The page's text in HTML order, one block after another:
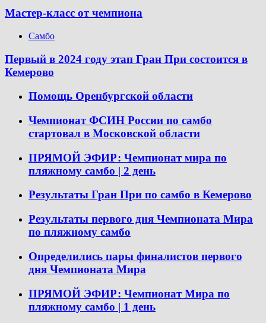
Мастер-класс от чемпиона
Самбо
Первый в 2024 году этап Гран При состоится в
Кемерово
Помощь Оренбургской области
Чемпионат ФСИН России по самбо
стартовал в Московской области
ПРЯМОЙ ЭФИР: Чемпионат мира по
пляжному самбо | 2 день
Результаты Гран При по самбо в Кемерово
Результаты первого дня Чемпионата Мира
по пляжному самбо
Определились пары финалистов первого
дня Чемпионата Мира
ПРЯМОЙ ЭФИР: Чемпионат Мира по
пляжному самбо | 1 день